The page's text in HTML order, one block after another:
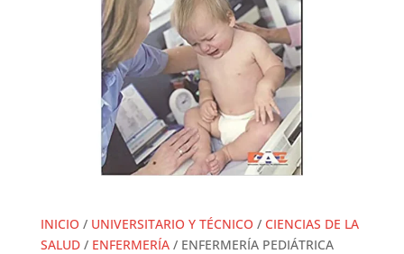
INICIO / UNIVERSITARIO Y TÉCNICO / CIENCIAS DE LA
SALUD/ ENFERMERÍA/ ENFERMERÍA PEDIÁTRICA